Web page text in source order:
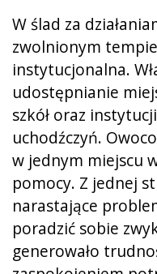
W ślad za
zwolnionym
instytucjonalna.
udostępnianie
szkół oraz
uchodźczyń.
w jednym miejscu
pomocy. Z jednej
narastające
poradzić sobie
generowało